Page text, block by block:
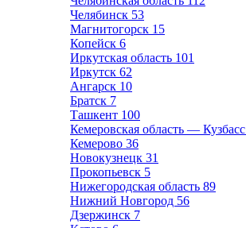
Челябинск 53
Магнитогорск 15
Копейск 6
Иркутская область 101
Иркутск 62
Ангарск 10
Братск 7
Ташкент 100
Кемеровская область — Кузбасс
Кемерово 36
Новокузнецк 31
Прокопьевск 5
Нижегородская область 89
Нижний Новгород 56
Дзержинск 7